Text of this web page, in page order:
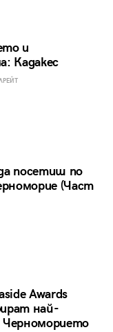
и
Кадакес
посетиш по
(Част
Awards
най-